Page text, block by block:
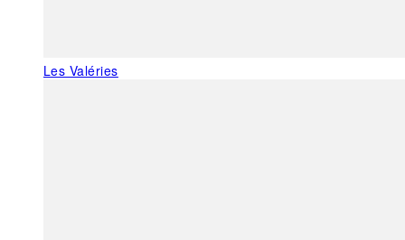
Les Valéries